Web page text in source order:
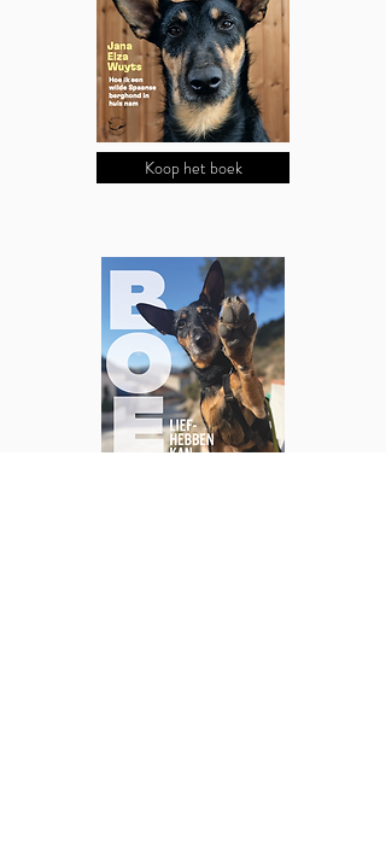
Koop het boek